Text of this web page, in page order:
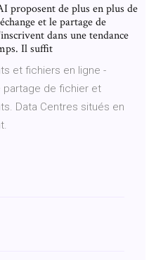
proposent de plus en plus de
et le partage de
dans une tendance
Il suffit
et fichiers en ligne -
partage de fichier et
Data Centres situés en